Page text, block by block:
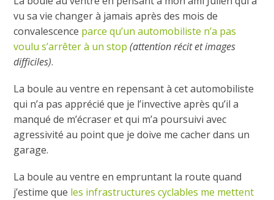
vu sa vie changer à jamais après des mois de
convalescence parce qu’un automobiliste n’a pas
voulu s’arrêter à un stop (attention récit et images
difficiles).
La boule au ventre en repensant à cet automobiliste
qui n’a pas apprécié que je l’invective après qu’il a
manqué de m’écraser et qui m’a poursuivi avec
agressivité au point que je doive me cacher dans un
garage.
La boule au ventre en empruntant la route quand
j’estime que les infrastructures cyclables me mettent